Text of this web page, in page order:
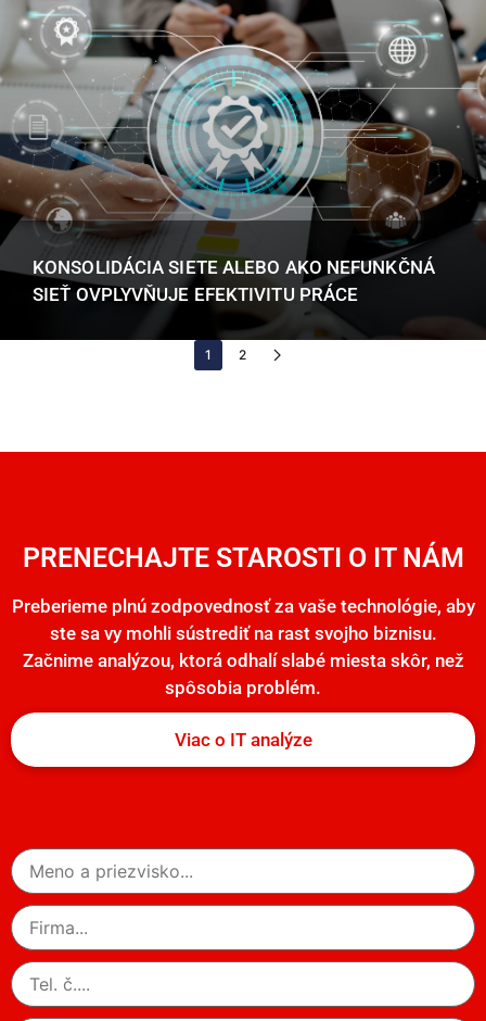
KONSOLIDÁCIA SIETE ALEBO AKO NEFUNKČNÁ
SIEŤ OVPLYVŇUJE EFEKTIVITU PRÁCE
1 2
PRENECHAJTE STAROSTI O IT NÁM
Preberieme plnú zodpovednosť za vaše technológie, aby
ste sa vy mohli sústrediť na rast svojho biznisu.
Začnime analýzou, ktorá odhalí slabé miesta skôr, než
spôsobia problém.
Viac o IT analýze